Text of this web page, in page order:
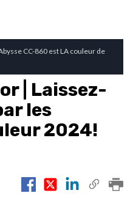
CC-860 est LA couleur de
| Laissez-
les
2024!